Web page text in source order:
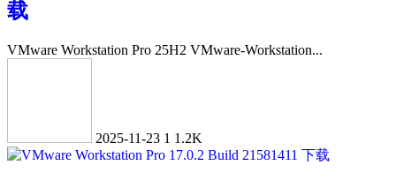
载
VMware Workstation Pro 25H2 VMware-Workstation...
2025-11-23 1 1.2K